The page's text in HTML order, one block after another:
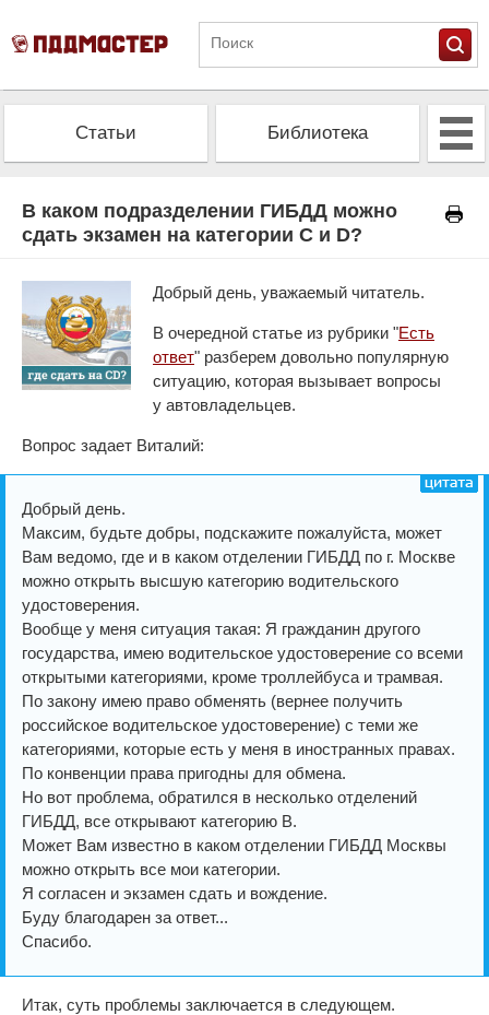
Статьи Библиотека
В каком подразделении ГИБДД можно
сдать экзамен на категории C и D?
Добрый день, уважаемый читатель.
В очередной статье из рубрики "Есть
ответ" разберем довольно популярную
ситуацию, которая вызывает вопросы
у автовладельцев.
Вопрос задает Виталий:
Добрый день.
Максим, будьте добры, подскажите пожалуйста, может
Вам ведомо, где и в каком отделении ГИБДД по г. Москве
можно открыть высшую категорию водительского
удостоверения.
Вообще у меня ситуация такая: Я гражданин другого
государства, имею водительское удостоверение со всеми
открытыми категориями, кроме троллейбуса и трамвая.
По закону имею право обменять (вернее получить
российское водительское удостоверение) с теми же
категориями, которые есть у меня в иностранных правах.
По конвенции права пригодны для обмена.
Но вот проблема, обратился в несколько отделений
ГИБДД, все открывают категорию B.
Может Вам известно в каком отделении ГИБДД Москвы
можно открыть все мои категории.
Я согласен и экзамен сдать и вождение.
Буду благодарен за ответ...
Спасибо.
Итак, суть проблемы заключается в следующем.